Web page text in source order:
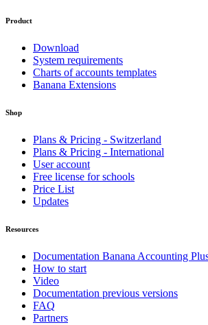
Product
Download
System requirements
Charts of accounts templates
Banana Extensions
Shop
Plans & Pricing - Switzerland
Plans & Pricing - International
User account
Free license for schools
Price List
Updates
Resources
Documentation Banana Accounting
How to start
Video
Documentation previous versions
FAQ
Partners